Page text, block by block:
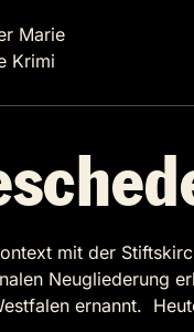
Marie
Krimi
mit der
Neugliederung
ernannt.